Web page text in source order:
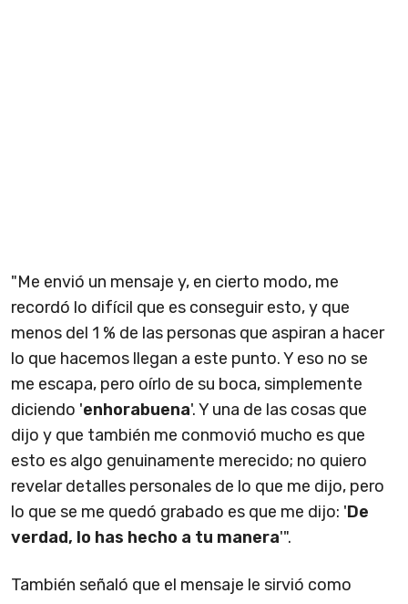
"Me envió un mensaje y, en cierto modo, me
recordó lo difícil que es conseguir esto, y que
menos del 1 % de las personas que aspiran a hacer
lo que hacemos llegan a este punto. Y eso no se
me escapa, pero oírlo de su boca, simplemente
diciendo 'enhorabuena'. Y una de las cosas que
dijo y que también me conmovió mucho es que
esto es algo genuinamente merecido; no quiero
revelar detalles personales de lo que me dijo, pero
lo que se me quedó grabado es que me dijo: 'De
verdad, lo has hecho a tu manera'".
También señaló que el mensaje le sirvió como